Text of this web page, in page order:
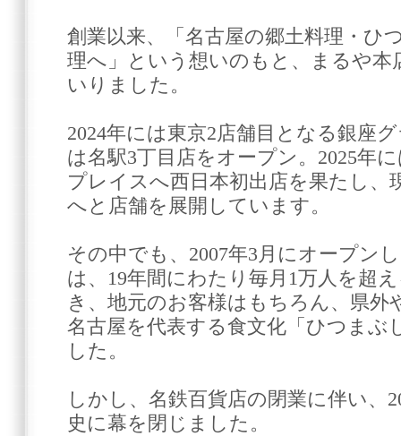
創業以来、「名古屋の郷土料理・ひ
理へ」という想いのもと、まるや本
いりました。
2024年には東京2店舗目となる銀座
は名駅3丁目店をオープン。2025年
プレイスへ西日本初出店を果たし、
へと店舗を展開しています。
その中でも、2007年3月にオープン
は、19年間にわたり毎月1万人を超
き、地元のお客様はもちろん、県外
名古屋を代表する食文化「ひつまぶ
した。
しかし、名鉄百貨店の閉業に伴い、
史に幕を閉じました。